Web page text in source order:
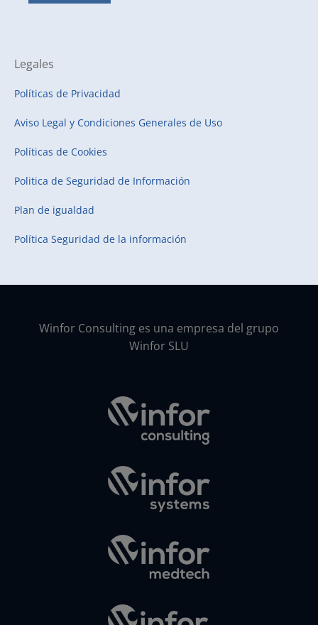
Legales
Políticas de Privacidad
Aviso Legal y Condiciones Generales de Uso
Políticas de Cookies
Politica de Seguridad de Información
Plan de igualdad
Política Seguridad de la información
Winfor Consulting es una empresa del grupo
Winfor SLU